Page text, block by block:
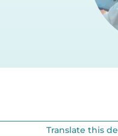
Translate this